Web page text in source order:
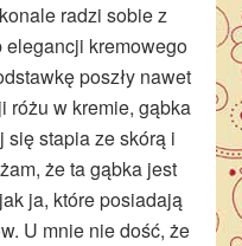
radzi sobie z
kremowego
poszły nawet
różu w kremie, gąbka
się stapia ze skórą i
że ta gąbka jest
ja, które posiadają
U mnie nie dość, że